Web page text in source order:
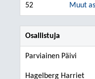
52 Muut
Osallistuja
Parviainen Päivi
Hagelberg Harriet